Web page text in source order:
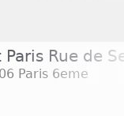
Rue de
Paris 6eme